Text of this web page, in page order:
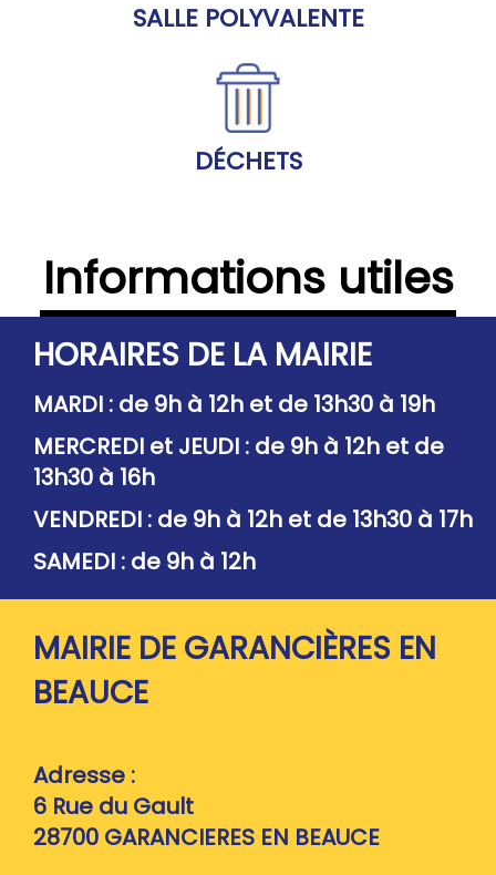
SALLE POLYVALENTE
DÉCHETS
Informations utiles
HORAIRES DE LA MAIRIE
MARDI : de 9h à 12h et de 13h30 à 19h
MERCREDI et JEUDI : de 9h à 12h et de
13h30 à 16h
VENDREDI : de 9h à 12h et de 13h30 à 17h
SAMEDI : de 9h à 12h
MAIRIE DE GARANCIÈRES EN
BEAUCE
Adresse :
6 Rue du Gault
28700 GARANCIERES EN BEAUCE